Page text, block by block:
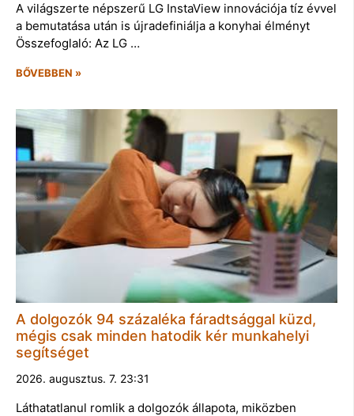
A világszerte népszerű LG InstaView innovációja tíz évvel
a bemutatása után is újradefiniálja a konyhai élményt
Összefoglaló: Az LG …
BŐVEBBEN »
A dolgozók 94 százaléka fáradtsággal küzd,
mégis csak minden hatodik kér munkahelyi
segítséget
2026. augusztus. 7. 23:31
Láthatatlanul romlik a dolgozók állapota, miközben